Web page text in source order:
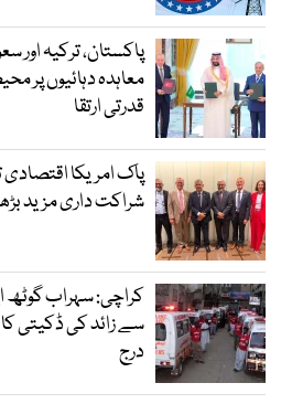
پاکستان، ترکیہ
معاہدہ دہائیوں پر
قدرتی ارتقا
پاک امریکا
شراکت داری مزید
درج